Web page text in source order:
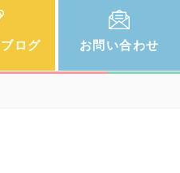
ブログ お問い合わせ